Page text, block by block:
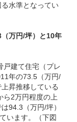
水準となってい
万円/坪）と10年
戸建て住宅（プレ
年の73.5（万円/
昇推移している
ら2万円程度の上
94.3（万円/坪）
います。（下図